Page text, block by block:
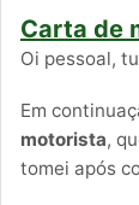
Carta de
Oi pessoal,
Em
motorista,
tomei após